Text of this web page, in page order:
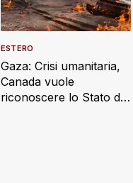
Gaza: Crisi umanitaria,
Canada vuole
riconoscere lo Stato di
ESTERO